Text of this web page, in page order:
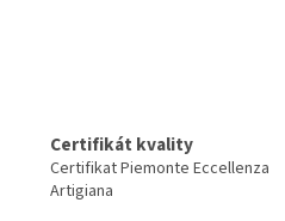
Certifikát kvality
Certifikat Piemonte Eccellenza
Artigiana